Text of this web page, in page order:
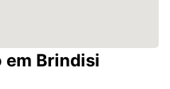
em Brindisi